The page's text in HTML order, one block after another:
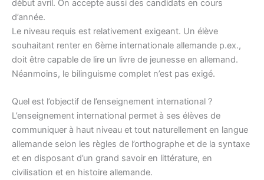
début avril. On accepte aussi des candidats en cours
d’année.
Le niveau requis est relativement exigeant. Un élève
souhaitant renter en 6ème internationale allemande p.ex.,
doit être capable de lire un livre de jeunesse en allemand.
Néanmoins, le bilinguisme complet n’est pas exigé.
Quel est l’objectif de l’enseignement international ?
L’enseignement international permet à ses élèves de
communiquer à haut niveau et tout naturellement en langue
allemande selon les règles de l’orthographe et de la syntaxe
et en disposant d’un grand savoir en littérature, en
civilisation et en histoire allemande.